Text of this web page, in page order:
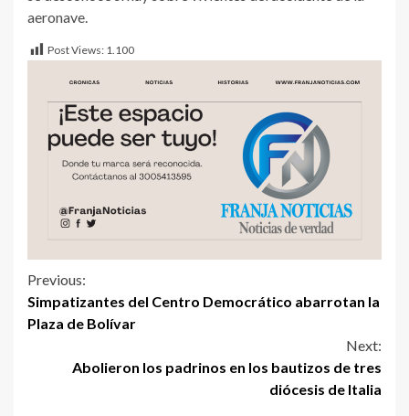
aeronave.
Post Views: 1.100
Previous:
Simpatizantes del Centro Democrático abarrotan la
Plaza de Bolívar
Next:
Abolieron los padrinos en los bautizos de tres
diócesis de Italia